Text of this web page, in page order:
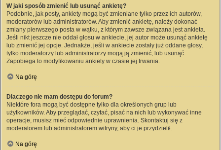
W jaki sposób zmienić lub usunąć ankietę?
Podobnie, jak posty, ankiety mogą być zmieniane tylko przez ich autorów,
moderatorów lub administratorów. Aby zmienić ankietę, należy dokonać
zmiany pierwszego posta w wątku, z którym zawsze związana jest ankieta.
Jeśli nikt jeszcze nie oddał głosu w ankiecie, jej autor może usunąć ankietę
lub zmienić jej opcje. Jednakże, jeśli w ankiecie zostały już oddane głosy,
tylko moderatorzy lub administratorzy mogą ją zmienić, lub usunąć.
Zapobiega to modyfikowaniu ankiety w czasie jej trwania.
Na górę
Dlaczego nie mam dostępu do forum?
Niektóre fora mogą być dostępne tylko dla określonych grup lub
użytkowników. Aby przeglądać, czytać, pisać na nich lub wykonywać inne
operacje, musisz mieć odpowiednie uprawnienia. Skontaktuj się z
moderatorem lub administratorem witryny, aby ci je przydzielił.
Na górę